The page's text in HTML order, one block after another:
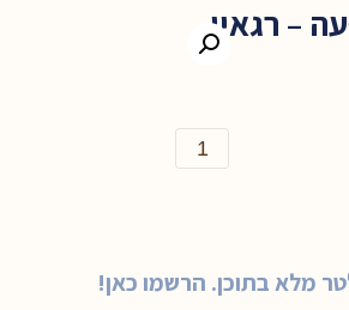
– רגאיי
כמות
של
רגאיי
מלא בתוכן. הרשמו כאן!